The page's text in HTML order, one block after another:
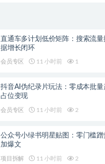
直通车多计划低价矩阵：搜索流量
据增长闭环
会员专区 11 小时前 1
抖音AI伪纪录片玩法：零成本批
占位变现
会员专区 11 小时前 2
公众号小绿书明星贴图：零门槛蹭
加爆文
项目拆解 11 小时前 2